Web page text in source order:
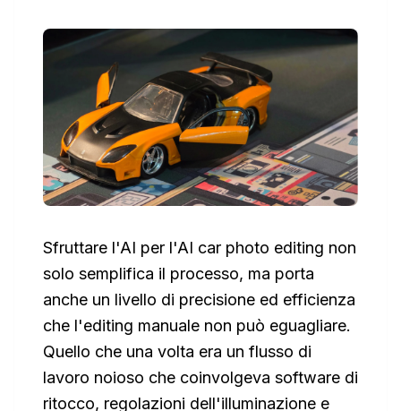
Sfruttare l'AI per l'AI car photo editing non
solo semplifica il processo, ma porta
anche un livello di precisione ed efficienza
che l'editing manuale non può eguagliare.
Quello che una volta era un flusso di
lavoro noioso che coinvolgeva software di
ritocco, regolazioni dell'illuminazione e